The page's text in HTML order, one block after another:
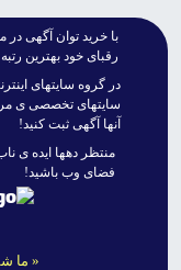
با خريد توان آگهى
رقباى خود بهترين
در گروه سايتهاى
سايتهاى تخصصى ى
آنها آگهى ثبت کنيد!
منتظر دهها ايده ى
فضاى وب باشيد!
« ما